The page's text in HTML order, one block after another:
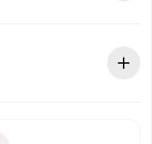
muss, entstehen keine